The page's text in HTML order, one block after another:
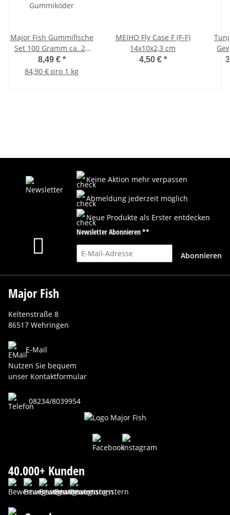
Major Fish Gummifische
Set 100 Gramm ca. 20
Gummiköder
8,49 € *
84,90 € pro 1 kg
MEIHO Fly Case F (F-F)
14x10x2,3 cm
4,50 € *
Keine Aktion mehr verpassen
Abmeldung jederzeit möglich
Neue Produkte als Erster entdecken
Newsletter Abonnieren **
E-Mail-Adresse
Abonnieren
Major Fish
Keltenstraße 8
86517 Wehringen
E-Mail
Nutzen Sie bequem
unser Kontaktformular
08234/8039954
40.000+ Kunden